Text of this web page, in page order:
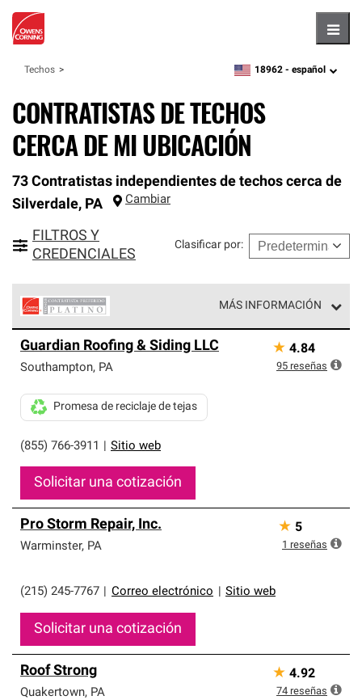
Techos zipcode,language
18962 - español
CONTRATISTAS DE TECHOS
CERCA DE MI UBICACIÓN
73 Contratistas independientes de techos cerca de
Silverdale, PA Cambiar
FILTROS Y
CREDENCIALES
Clasificar por:
MÁS INFORMACIÓN
Corning constituyen el nivel superior de nuestra red
exclusiva y cumplen con estándares estrictos de
Solo ellos pueden ofrecer nuestra mejor garantía de
sistemas de techos.
Guardian Roofing & Siding LLC
Southampton, PA
(855) 766-3911 Sitio web
Promesa de reciclaje de tejas
Solicitar una cotización
★ 4.84
95 reseñas
Pro Storm Repair, Inc.
Warminster, PA
(215) 245-7767 Correo electrónico Sitio web
Solicitar una cotización
★ 5
1 reseñas
Roof Strong
Quakertown, PA
★ 4.92
74 reseñas